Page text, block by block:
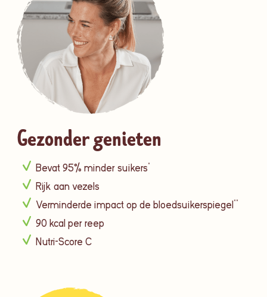
Gezonder genieten
Bevat 95% minder suikers*
Rijk aan vezels
Verminderde impact op de bloedsuikerspiegel**
90 kcal per reep
Nutri-Score C